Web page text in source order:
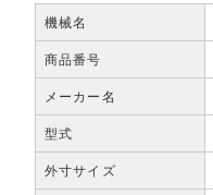
機械名
商品番号
メーカー名
型式
外寸サイズ